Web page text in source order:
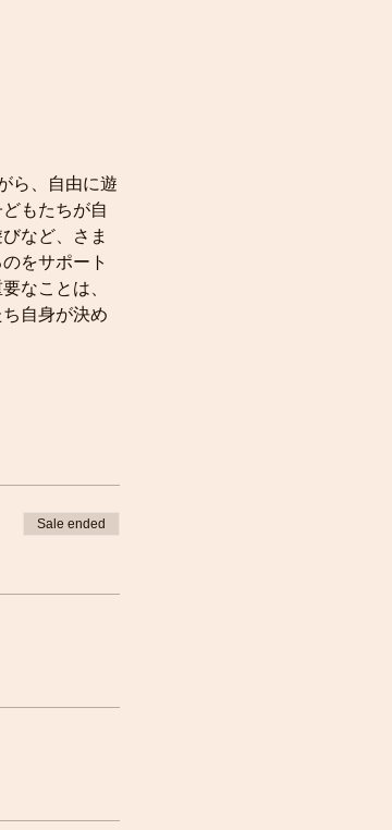
ら、自由に遊
もたちが自
など、さま
をサポート
なことは、
自身が決め
Sale ended